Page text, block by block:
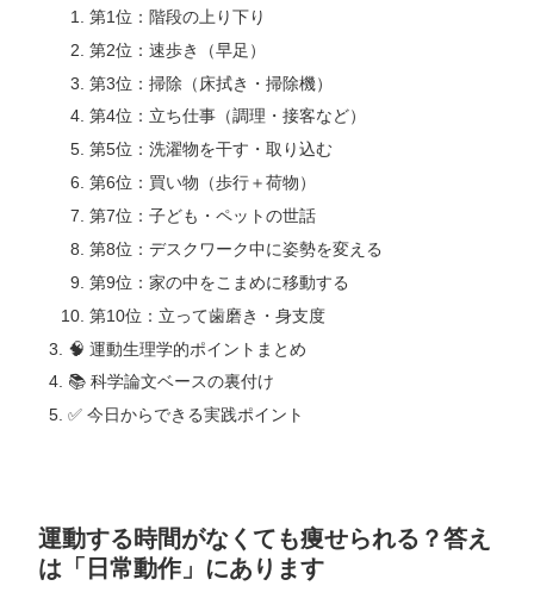
第1位：階段の上り下り
第2位：速歩き（早足）
第3位：掃除（床拭き・掃除機）
第4位：立ち仕事（調理・接客など）
第5位：洗濯物を干す・取り込む
第6位：買い物（歩行＋荷物）
第7位：子ども・ペットの世話
第8位：デスクワーク中に姿勢を変える
第9位：家の中をこまめに移動する
第10位：立って歯磨き・身支度
🧠 運動生理学的ポイントまとめ
📚 科学論文ベースの裏付け
✅ 今日からできる実践ポイント
運動する時間がなくても痩せられる？答え
は「日常動作」にあります